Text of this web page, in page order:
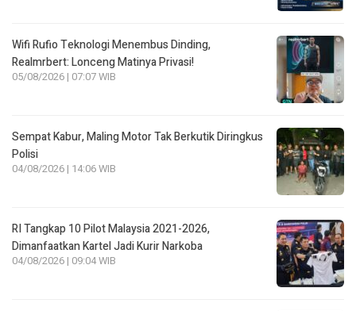
Wifi Rufio Teknologi Menembus Dinding,
Realmrbert: Lonceng Matinya Privasi!
05/08/2026 | 07:07 WIB
Sempat Kabur, Maling Motor Tak Berkutik Diringkus
Polisi
04/08/2026 | 14:06 WIB
RI Tangkap 10 Pilot Malaysia 2021-2026,
Dimanfaatkan Kartel Jadi Kurir Narkoba
04/08/2026 | 09:04 WIB